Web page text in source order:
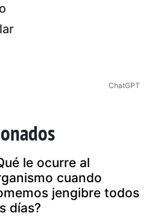
ChatGPT
le ocurre al
cuando
jengibre todos
días?